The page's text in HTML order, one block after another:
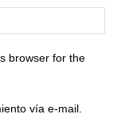
browser for the
vía e-mail.